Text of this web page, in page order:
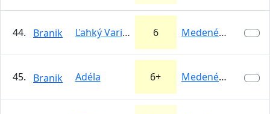
44. Branik Ľahký Variant 6 Medené Hámre
45. Branik Adéla 6+ Medené Hámre